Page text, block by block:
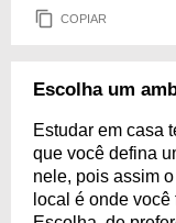
COPIAR
Escolha um
Estudar em casa
que você defina
nele, pois assim
local é onde